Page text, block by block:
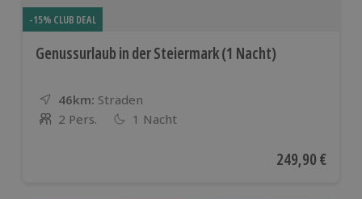
-15% CLUB DEAL
Genussurlaub in der Steiermark (1 Nacht)
46km: Entfernung
Standort
Straden
Anzahl der Teilnehmer
2 Pers. 1 Nacht
Aktueller Preis
249,90 €